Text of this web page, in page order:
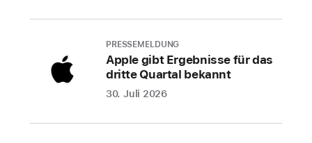
mit
dem
Bus
PRESSEMELDUNG
Apple gibt Ergebnisse für das
dritte Quartal bekannt
30. Juli 2026